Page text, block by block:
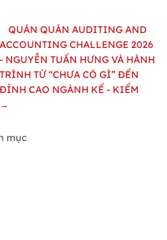
QUÁN QUÂN AUDITING AND
ACCOUNTING CHALLENGE 2026
- NGUYỄN TUẤN HƯNG VÀ HÀNH
TRÌNH TỪ “CHƯA CÓ GÌ” ĐẾN
ĐỈNH CAO NGÀNH KẾ - KIỂM
→
mục